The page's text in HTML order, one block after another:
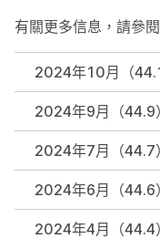
有關更多信息，請參閱
2024年10月（
2024年9月（44.9）
2024年7月（44.7）
2024年6月（44.6）
2024年4月（44.4）